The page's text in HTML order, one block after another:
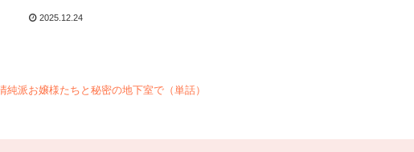
2025.12.24
純派お嬢様たちと秘密の地下室で（単話）